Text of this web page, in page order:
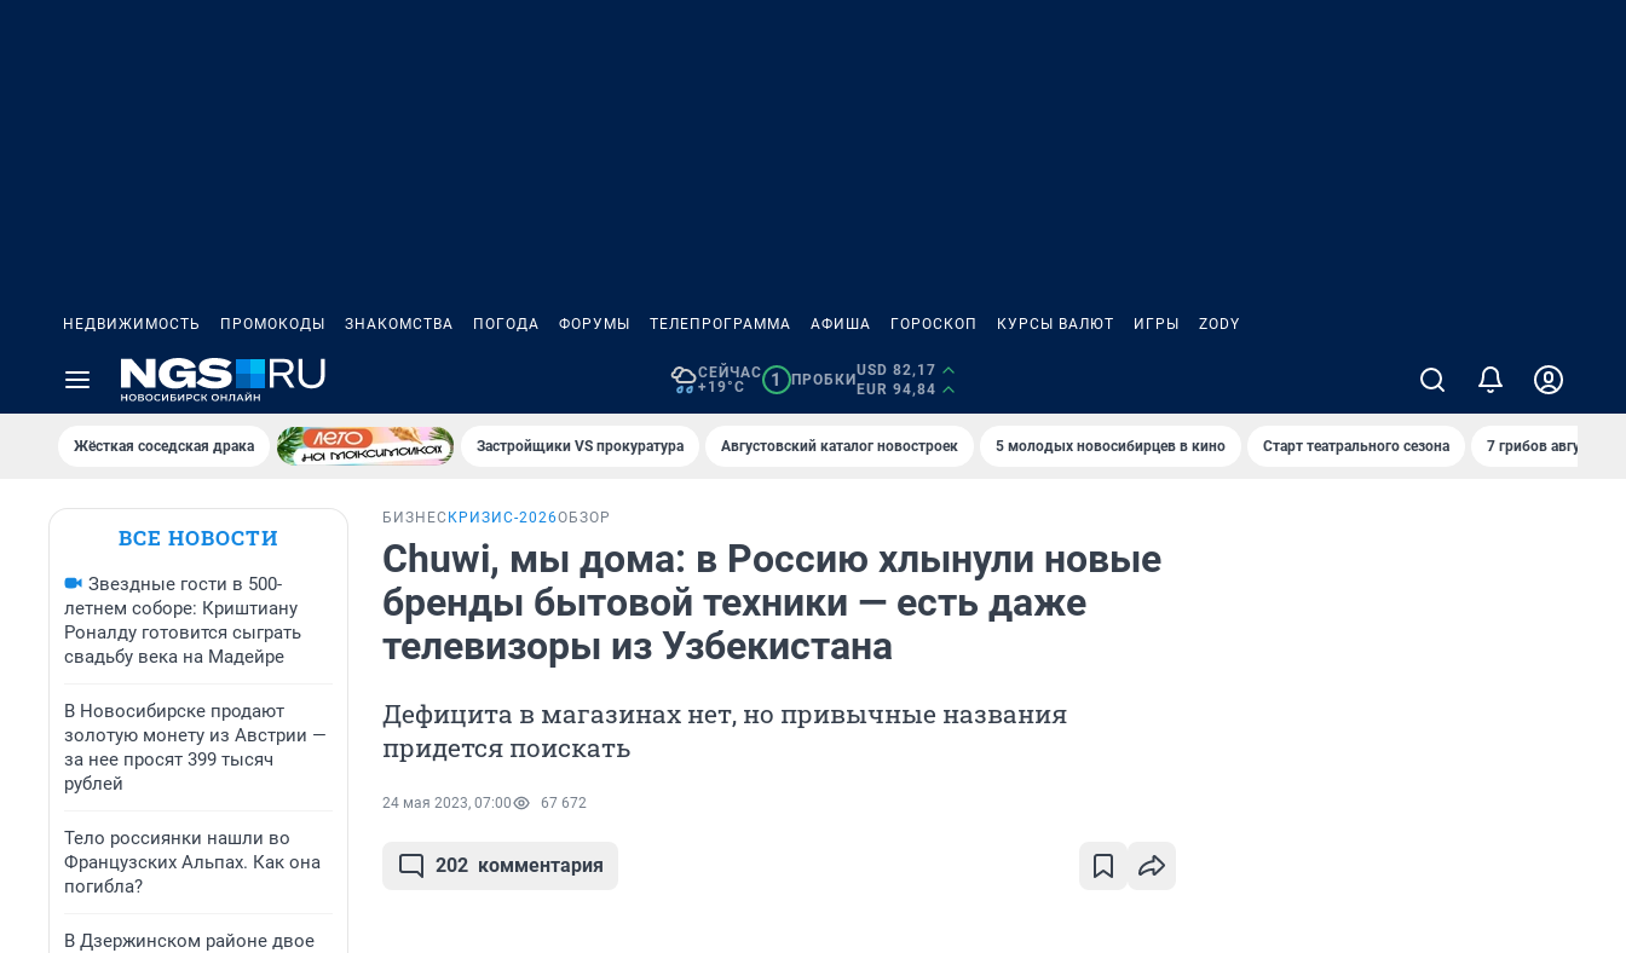
НЕДВИЖИМОСТЬ ПРОМОКОДЫ ЗНАКОМСТВА ПОГОДА ФОРУМЫ ТЕЛЕПРОГРАММА АФИША ГОРОСКОП КУРСЫ ВАЛЮТ ИГРЫ ZODY
СЕЙЧАС
+19°C
1 ПРОБКИ
USD 82,17
EUR 94,84
Жёсткая соседская драка Застройщики VS прокуратура Августовский каталог новостроек 5 молодых новосибирцев в кино Старт театрального сезона 7 грибов августа
ВСЕ НОВОСТИ
Звездные гости в 500-
летнем соборе: Криштиану
Роналду готовится сыграть
свадьбу века на Мадейре
В Новосибирске продают
золотую монету из Австрии —
за нее просят 399 тысяч
рублей
Тело россиянки нашли во
Французских Альпах. Как она
погибла?
В Дзержинском районе двое
БИЗНЕС КРИЗИС-2026ОБЗОР
Chuwi, мы дома: в Россию хлынули новые
бренды бытовой техники — есть даже
телевизоры из Узбекистана
Дефицита в магазинах нет, но привычные названия
придется поискать
24 мая 2023, 07:00 67 672
202 комментария